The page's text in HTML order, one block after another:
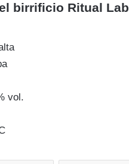
birrificio Ritual Lab
vol.